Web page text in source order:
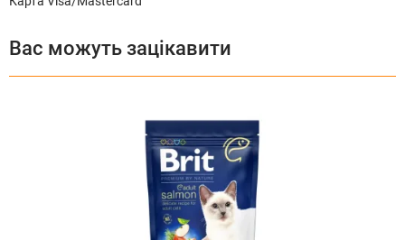
Вас можуть зацікавити